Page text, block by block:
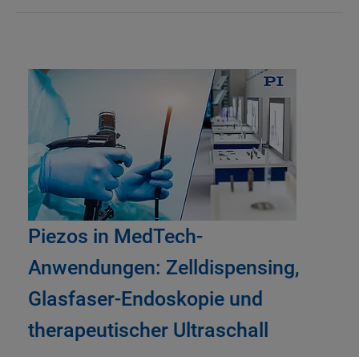
Piezos in MedTech-
Anwendungen: Zelldispensing,
Glasfaser-Endoskopie und
therapeutischer Ultraschall